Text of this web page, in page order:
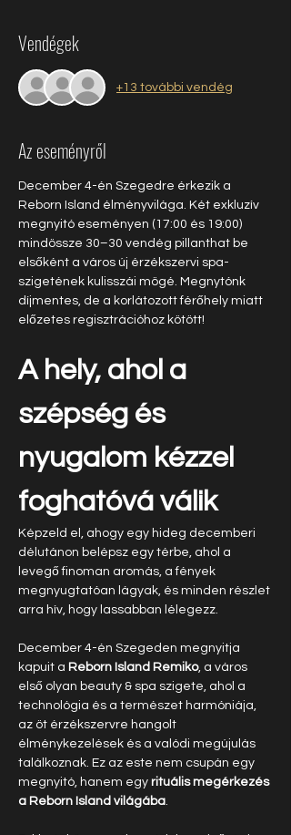
Vendégek
+13 további vendég
Az eseményről
December 4-én Szegedre érkezik a
Reborn Island élményvilága. Két exkluzív
megnyitó eseményen (17:00 és 19:00)
mindössze 30–30 vendég pillanthat be
elsőként a város új érzékszervi spa-
szigetének kulisszái mögé. Megnytónk
díjmentes, de a korlátozott férőhely miatt
előzetes regisztrációhoz kötött!
A hely, ahol a
szépség és
nyugalom kézzel
foghatóvá válik
Képzeld el, ahogy egy hideg decemberi
délutánon belépsz egy térbe, ahol a
levegő finoman aromás, a fények
megnyugtatóan lágyak, és minden részlet
arra hív, hogy lassabban lélegezz.
December 4-én Szegeden megnyitja
kapuit a Reborn Island Remiko, a város
első olyan beauty & spa szigete, ahol a
technológia és a természet harmóniája,
az öt érzékszervre hangolt
élménykezelések és a valódi megújulás
találkoznak. Ez az este nem csupán egy
megnyitó, hanem egy rituális megérkezés
a Reborn Island világába.